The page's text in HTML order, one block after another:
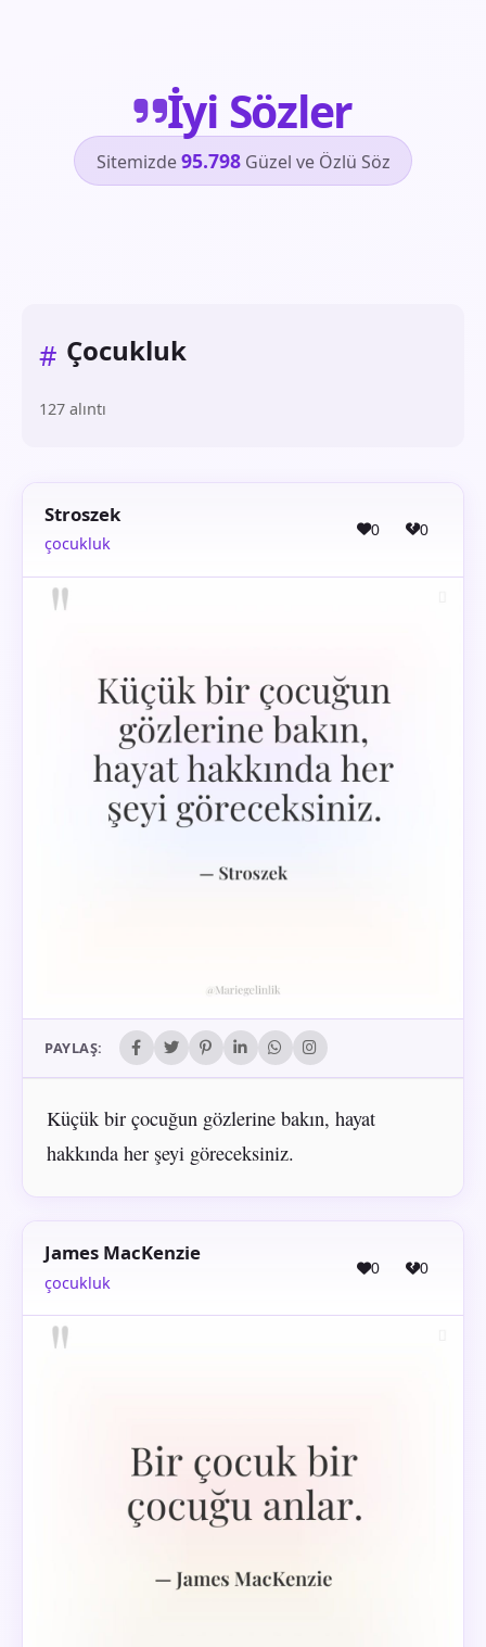
İyi Sözler
Sitemizde95.798Güzel ve Özlü Söz
# Çocukluk
127 alıntı
Stroszek
çocukluk
0 0
PAYLAŞ:
Küçük bir çocuğun gözlerine bakın, hayat
hakkında her şeyi göreceksiniz.
James MacKenzie
çocukluk
0 0